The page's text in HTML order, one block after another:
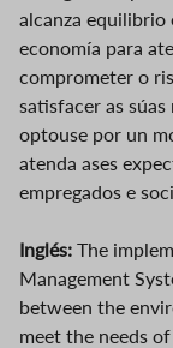
alcanza equilibrio
economía para
comprometer o
satisfacer as
optouse por un
atenda ases
empregados e
Inglés: The
Management
between the
meet the needs